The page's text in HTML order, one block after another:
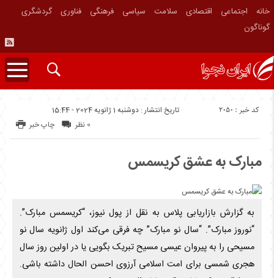
خانه اجتماعی اقتصادی سلامت سیاسی فرهنگی فناوری
گردشگری
گوناگون
تاریخ انتشار : دوشنبه 1 ژانویه 2024 - 15:44 کد خبر : 2050
چاپ خبر 0 نظر
مبارک به عشق کریسمس
به گزارش بازاریابی پلاس به نقل از پول نیوز، “کریسمس مبارک”.
“نوروز مبارک”. “سال نو مبارک” چه فرقی می‌کند اول ژانویه سال نو
مسیحی را به پیروان عیسی مسیح تبریک بگویی یا در اولین روز سال
هجری شمسی برای امت اسلامی آرزوی احسن الحال داشته باشی.